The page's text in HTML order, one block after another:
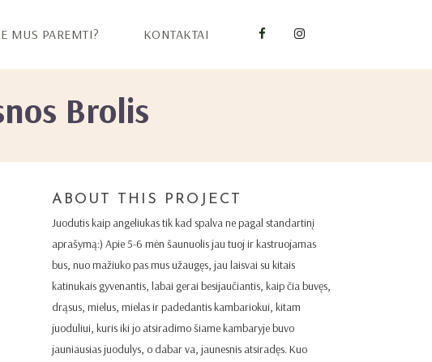
MUS PAREMTI? KONTAKTAI
Brolis
ABOUT THIS PROJECT
Juodutis kaip angeliukas tik kad spalva ne pagal standartinį
aprašymą:) Apie 5-6 mėn šaunuolis jau tuoj ir kastruojamas
bus, nuo mažiuko pas mus užaugęs, jau laisvai su kitais
katinukais gyvenantis, labai gerai besijaučiantis, kaip čia buvęs,
drąsus, mielus, mielas ir padedantis kambariokui, kitam
juoduliui, kuris iki jo atsiradimo šiame kambaryje buvo
jauniausias juodulys, o dabar va, jaunesnis atsiradęs. Kuo